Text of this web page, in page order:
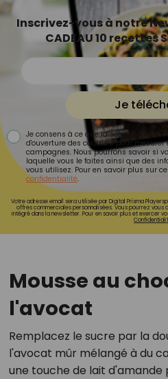
Inscrivez-vous à notre
CADEAU 10 recettes
Je
Je consens à ce que la société Digital
d'ouverture des courriels pour
campagnes. Nous pourrons savoir si
laquelle vous le faites ainsi que des
vous utilisez. Pour en savoir plus sur
confidentialité.
Votre adresse email sera utilisée par Digital Prisma
offres commerciales personnalisées. Vous pourrez vous
intégré dans la newsletter. Pour en savoir plus et exercer
Mousse au
l'avocat
Remplacez le sucre par la
l'avocat mûr mélangé à du
une touche de lait d'amande